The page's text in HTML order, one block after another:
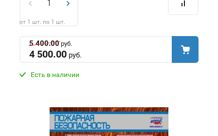
от 1 шт. по 1 шт.
5 400.00руб.
4 500.00 руб.
Есть в наличии